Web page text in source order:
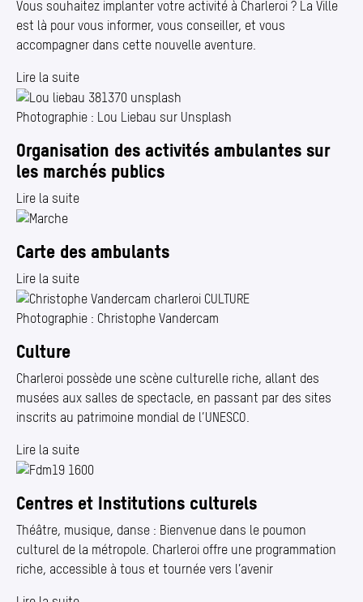
Vous souhaitez implanter votre activité à Charleroi ? La Ville
est là pour vous informer, vous conseiller, et vous
accompagner dans cette nouvelle aventure.
Lire la suite
Photographie : Lou Liebau sur Unsplash
Organisation des activités ambulantes sur
les marchés publics
Lire la suite
Carte des ambulants
Lire la suite
Photographie : Christophe Vandercam
Culture
Charleroi possède une scène culturelle riche, allant des
musées aux salles de spectacle, en passant par des sites
inscrits au patrimoine mondial de l’UNESCO.
Lire la suite
Centres et Institutions culturels
Théâtre, musique, danse : Bienvenue dans le poumon
culturel de la métropole. Charleroi offre une programmation
riche, accessible à tous et tournée vers l’avenir